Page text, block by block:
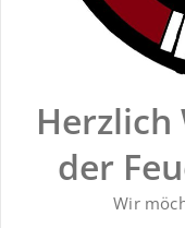
der
Wir